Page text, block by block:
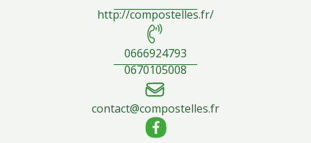
http://compostelles.fr/
0666924793
0670105008
contact@compostelles.fr